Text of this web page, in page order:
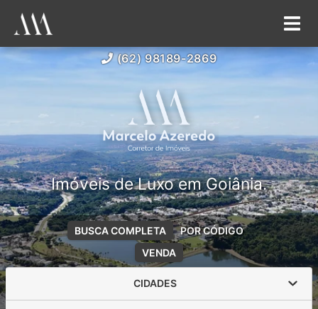
(62) 98189-2869
Imóveis de Luxo em Goiânia.
VENDA
BUSCA COMPLETA POR CÓDIGO
CIDADES